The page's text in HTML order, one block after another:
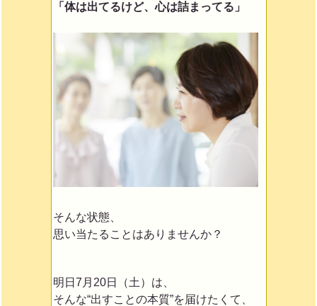
「体は出てるけど、心は詰まってる」
そんな状態、
思い当たることはありませんか？
明日7月20日（土）は、
そんな“出すことの本質”を届けたくて、